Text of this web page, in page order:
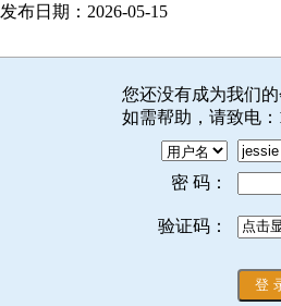
发布日期：2026-05-15
您还没有成为我们
如需帮助，请致电：
密 码：
验证码：